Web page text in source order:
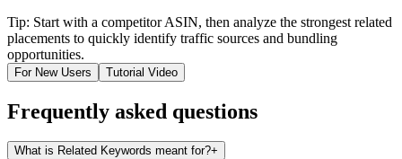
Tip: Start with a competitor ASIN, then analyze the strongest related
placements to quickly identify traffic sources and bundling
opportunities.
For New Users Tutorial Video
Frequently asked questions
What is Related Keywords meant for?+